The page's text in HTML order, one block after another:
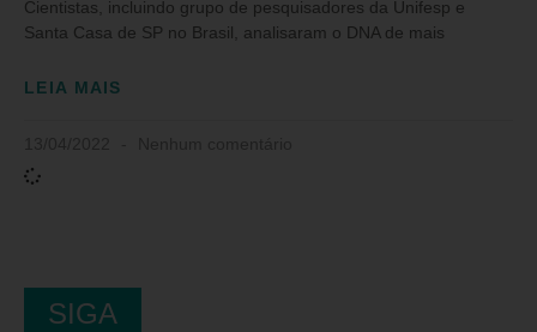
Cientistas, incluindo grupo de pesquisadores da Unifesp e
Santa Casa de SP no Brasil, analisaram o DNA de mais
LEIA MAIS
SIGA